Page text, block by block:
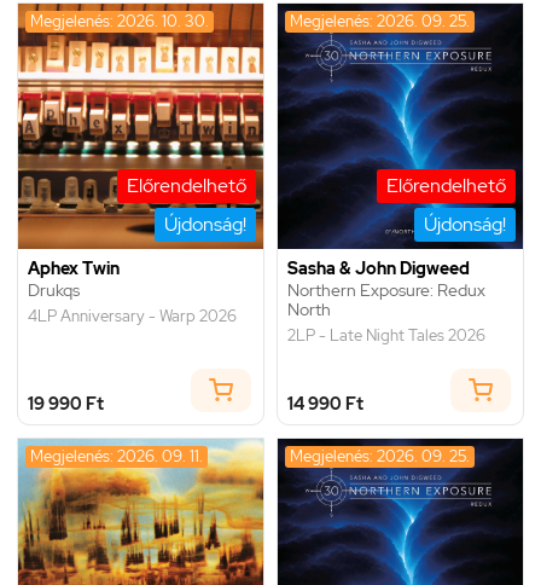
Előrendelhető
Újdonság!
Megjelenés: 2026. 10. 30.
Aphex Twin
Drukqs
4LP Anniversary - Warp 2026
19 990 Ft
Előrendelhető
Újdonság!
Megjelenés: 2026. 09. 25.
Sasha & John Digweed
Northern Exposure: Redux
North
2LP - Late Night Tales 2026
14 990 Ft
Megjelenés: 2026. 09. 11. Megjelenés: 2026. 09. 25.